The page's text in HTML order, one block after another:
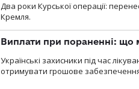
Два роки Курської операції:
Кремля.
Виплати при пораненні: що
Українські захисники під час
отримувати грошове